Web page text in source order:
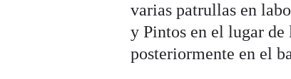
varias patrullas en
y Pintos en el lugar de
posteriormente en el